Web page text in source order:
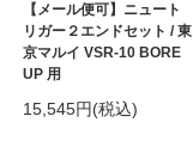
【メール便可】ニュート
リガー２エンドセット / 東
京マルイ VSR-10 BORE
UP 用
15,545円(税込)